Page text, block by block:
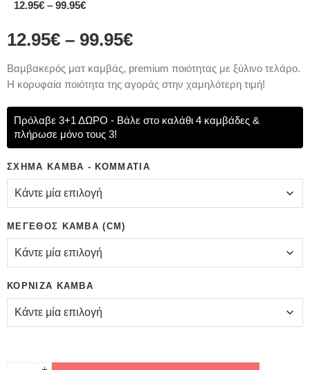
12.95€ – 99.95€
12.95€ – 99.95€
Bαμβακερός ματ καμβάς, premium ποιότητας με ξύλινο τελάρο.
Η κορυφαία ποιότητα της αγοράς στην χαμηλότερη τιμή!
Πρόλαβε 3+1 ΔΩΡΟ - Βάλε στο καλάθι 4 καμβάδες &
πλήρωσε μόνο τους 3!
ΣΧΉΜΑ ΚΑΜΒΆ - ΚΟΜΜΆΤΙΑ
ΜΈΓΕΘΟΣ ΚΑΜΒΆ (CM)
ΚΟΡΝΊΖΑ ΚΑΜΒΆ